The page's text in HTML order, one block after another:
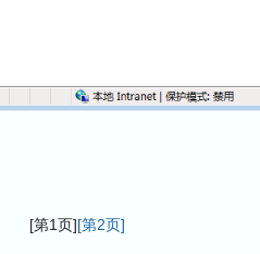
[第1页][第2页]